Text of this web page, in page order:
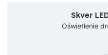
Skver
Oświetlenie